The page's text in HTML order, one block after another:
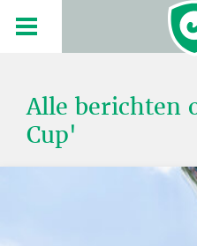
Alle berichten
Cup'